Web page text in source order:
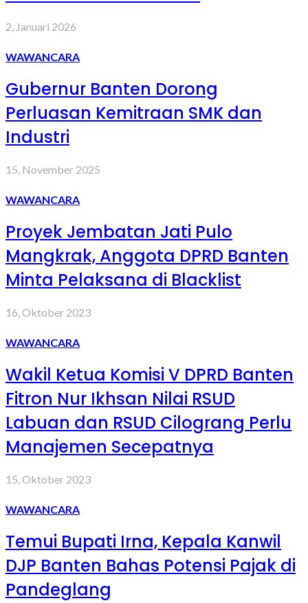
2, Januari 2026
WAWANCARA
Gubernur Banten Dorong
Perluasan Kemitraan SMK dan
Industri
15, November 2025
WAWANCARA
Proyek Jembatan Jati Pulo
Mangkrak, Anggota DPRD Banten
Minta Pelaksana di Blacklist
16, Oktober 2023
WAWANCARA
Wakil Ketua Komisi V DPRD Banten
Fitron Nur Ikhsan Nilai RSUD
Labuan dan RSUD Cilograng Perlu
Manajemen Secepatnya
15, Oktober 2023
WAWANCARA
Temui Bupati Irna, Kepala Kanwil
DJP Banten Bahas Potensi Pajak di
Pandeglang